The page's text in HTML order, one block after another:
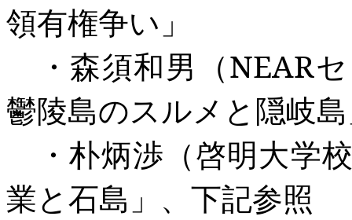
領有権争い」
・森須和男（NEAR
鬱陵島のスルメと隠岐
・朴炳渉（啓明大学
業と石島」、下記参照